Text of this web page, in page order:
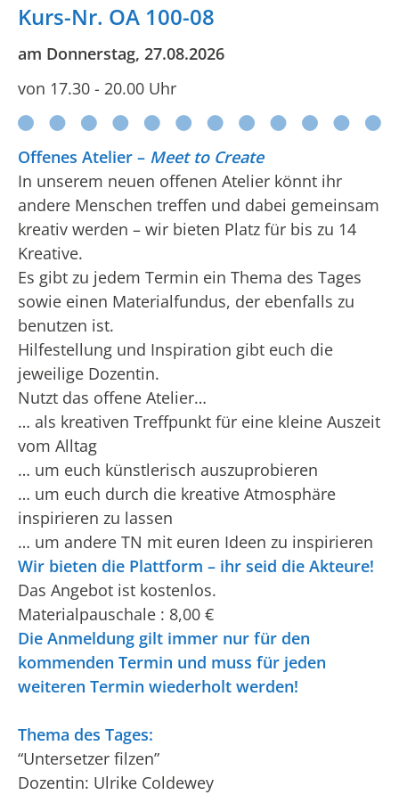
Kurs-Nr. OA 100-08
am Donnerstag, 27.08.2026
von 17.30 - 20.00 Uhr
Offenes Atelier – Meet to Create
In unserem neuen offenen Atelier könnt ihr
andere Menschen treffen und dabei gemeinsam
kreativ werden – wir bieten Platz für bis zu 14
Kreative.
Es gibt zu jedem Termin ein Thema des Tages
sowie einen Materialfundus, der ebenfalls zu
benutzen ist.
Hilfestellung und Inspiration gibt euch die
jeweilige Dozentin.
Nutzt das offene Atelier…
… als kreativen Treffpunkt für eine kleine Auszeit
vom Alltag
… um euch künstlerisch auszuprobieren
… um euch durch die kreative Atmosphäre
inspirieren zu lassen
… um andere TN mit euren Ideen zu inspirieren
Wir bieten die Plattform – ihr seid die Akteure!
Das Angebot ist kostenlos.
Materialpauschale : 8,00 €
Die Anmeldung gilt immer nur für den
kommenden Termin und muss für jeden
weiteren Termin wiederholt werden!
Thema des Tages:
“Untersetzer filzen”
Dozentin: Ulrike Coldewey